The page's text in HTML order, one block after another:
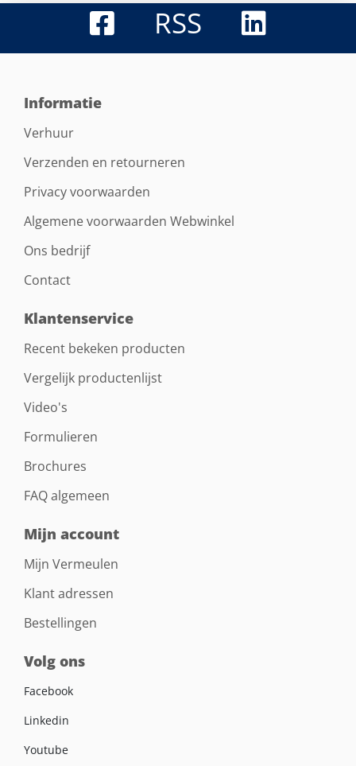
RSS
Informatie
Verhuur
Verzenden en retourneren
Privacy voorwaarden
Algemene voorwaarden Webwinkel
Ons bedrijf
Contact
Klantenservice
Recent bekeken producten
Vergelijk productenlijst
Video's
Formulieren
Brochures
FAQ algemeen
Mijn account
Mijn Vermeulen
Klant adressen
Bestellingen
Volg ons
Facebook
Linkedin
Youtube